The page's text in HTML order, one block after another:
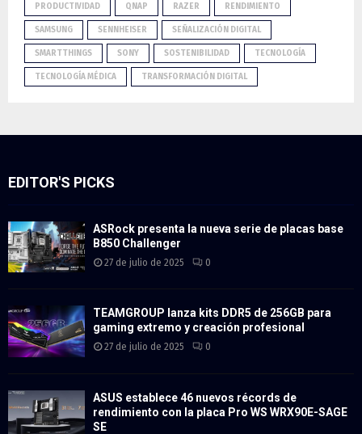
PRODUCTIVIDAD QNAP RAZER RENDIMIENTO
SAMSUNG SENNHEISER SEÑALIZACIÓN DIGITAL
SMARTTHINGS SONY SOSTENIBILIDAD TECNOLOGÍA
TECNOLOGÍA MÉDICA TRANSFORMACIÓN DIGITAL
EDITOR'S PICKS
ASRock presenta la nueva serie de placas base
B850 Challenger
27 de julio de 2025 0
TEAMGROUP lanza kits DDR5 de 256GB para
gaming extremo y creación profesional
27 de julio de 2025 0
ASUS establece 46 nuevos récords de
rendimiento con la placa Pro WS WRX90E-SAGE
SE